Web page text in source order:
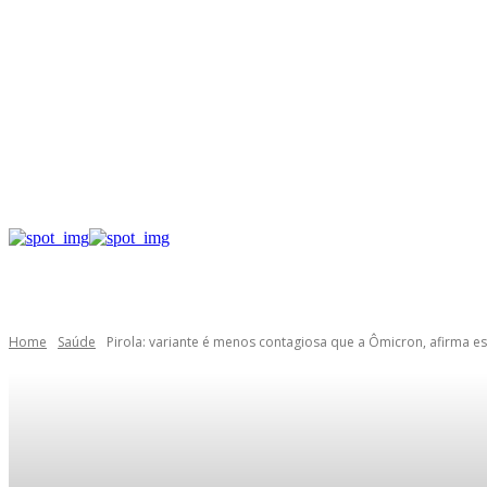
Home Saúde Pirola: variante é menos contagiosa que a Ômicron, afirma